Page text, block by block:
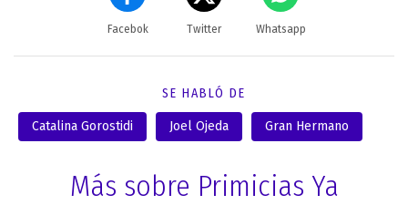
Facebok Twitter Whatsapp
SE HABLÓ DE
Catalina Gorostidi Joel Ojeda Gran Hermano
Más sobre Primicias Ya